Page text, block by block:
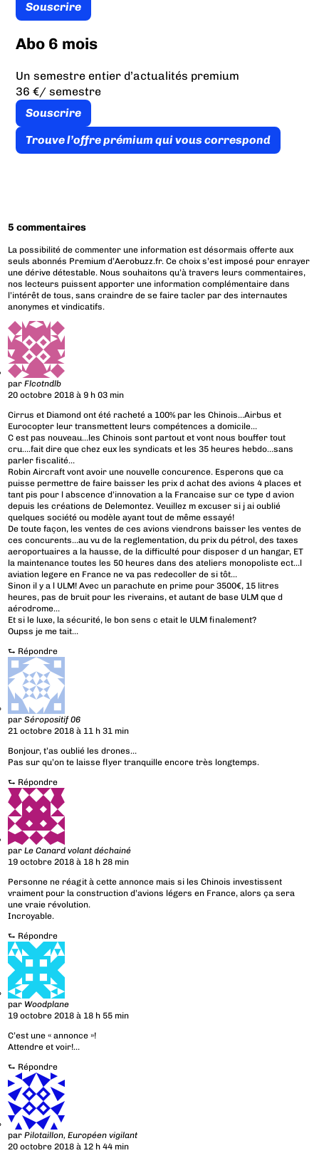
Souscrire
Abo 6 mois
Un semestre entier d’actualités premium
36 €/ semestre
Souscrire
Trouve l’offre prémium qui vous correspond
5 commentaires
La possibilité de commenter une information est désormais offerte aux
seuls abonnés Premium d’Aerobuzz.fr. Ce choix s’est imposé pour enrayer
une dérive détestable. Nous souhaitons qu’à travers leurs commentaires,
nos lecteurs puissent apporter une information complémentaire dans
l’intérêt de tous, sans craindre de se faire tacler par des internautes
anonymes et vindicatifs.
parFlcotndlb
20 octobre 2018 à 9 h 03 min
Cirrus et Diamond ont été racheté a 100% par les Chinois…Airbus et
Eurocopter leur transmettent leurs compétences a domicile…
C est pas nouveau…les Chinois sont partout et vont nous bouffer tout
cru….fait dire que chez eux les syndicats et les 35 heures hebdo…sans
parler fiscalité…
Robin Aircraft vont avoir une nouvelle concurence. Esperons que ca
puisse permettre de faire baisser les prix d achat des avions 4 places et
tant pis pour l abscence d’innovation a la Francaise sur ce type d avion
depuis les créations de Delemontez. Veuillez m excuser si j ai oublié
quelques société ou modèle ayant tout de même essayé!
De toute façon, les ventes de ces avions viendrons baisser les ventes de
ces concurents…au vu de la reglementation, du prix du pétrol, des taxes
aeroportuaires a la hausse, de la difficulté pour disposer d un hangar, ET
la maintenance toutes les 50 heures dans des ateliers monopoliste ect…l
aviation legere en France ne va pas redecoller de si tôt…
Sinon il y a l ULM! Avec un parachute en prime pour 3500€, 15 litres
heures, pas de bruit pour les riverains, et autant de base ULM que d
aérodrome…
Et si le luxe, la sécurité, le bon sens c etait le ULM finalement?
Oupss je me tait…
⮑ Répondre
parSéropositif 06
21 octobre 2018 à 11 h 31 min
Bonjour, t’as oublié les drones…
Pas sur qu’on te laisse flyer tranquille encore très longtemps.
⮑ Répondre
parLe Canard volant déchainé
19 octobre 2018 à 18 h 28 min
Personne ne réagit à cette annonce mais si les Chinois investissent
vraiment pour la construction d’avions légers en France, alors ça sera
une vraie révolution.
Incroyable.
⮑ Répondre
par Woodplane
19 octobre 2018 à 18 h 55 min
C’est une « annonce »!
Attendre et voir!…
⮑ Répondre
parPilotaillon, Européen vigilant
20 octobre 2018 à 12 h 44 min